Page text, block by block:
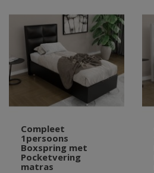
Compleet
1persoons
Boxspring met
Pocketvering
matras